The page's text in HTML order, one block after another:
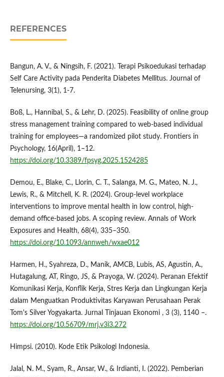
REFERENCES
Bangun, A. V., & Ningsih, F. (2021). Terapi Psikoedukasi terhadap
Self Care Activity pada Penderita Diabetes Mellitus. Journal of
Telenursing, 3(1), 1-7.
Boß, L., Hannibal, S., & Lehr, D. (2025). Feasibility of online group
stress management training compared to web-based individual
training for employees—a randomized pilot study. Frontiers in
Psychology, 16(April), 1–12.
https://doi.org/10.3389/fpsyg.2025.1524285
Demou, E., Blake, C., Llorin, C. T., Salanga, M. G., Mateo, N. J.,
Lewis, R., & Mitchell, K. R. (2024). Group-level workplace
interventions to improve mental health in low control, high-
demand office-based jobs. A scoping review. Annals of Work
Exposures and Health, 68(4), 335–350.
https://doi.org/10.1093/annweh/wxae012
Harmen, H., Syahreza, D., Manik, AMCB, Lubis, AS, Agustin, A.,
Hutagalung, AT, Ringo, JS, & Prayoga, W. (2024). Peranan Efektif
Komunikasi Kerja, Konflik Kerja, Stres Kerja dan Lingkungan Kerja
dalam Menguatkan Produktivitas Karyawan Perusahaan Perak
Tom's Silver Yogyakarta. Jurnal Tinjauan Ekonomi , 3 (3), 1140 –.
https://doi.org/10.56709/mrj.v3i3.272
Himpsi. (2010). Kode Etik Psikologi Indonesia.
Jalal, N. M., Syam, R., Ansar, W., & Irdianti, I. (2022). Pemberian